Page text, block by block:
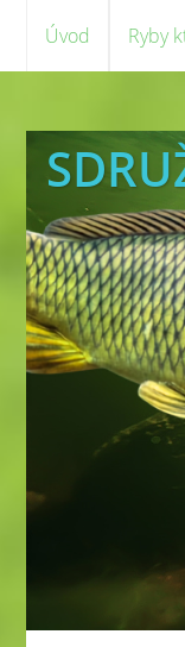
Úvod Ryby